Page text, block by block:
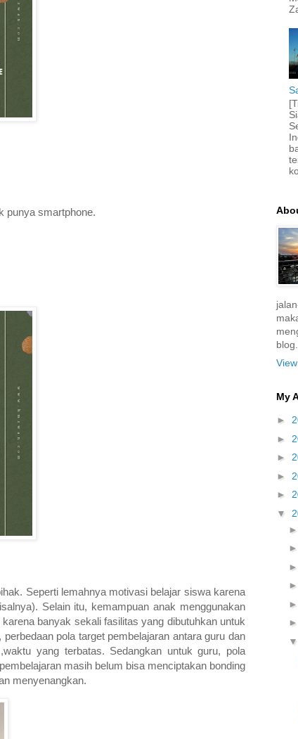
punya smartphone.
Seperti lemahnya motivasi belajar siswa karena
Selain itu, kemampuan anak menggunakan
banyak sekali fasilitas yang dibutuhkan untuk
pola target pembelajaran antara guru dan
yang terbatas. Sedangkan untuk guru, pola
masih belum bisa menciptakan bonding
menyenangkan.
blog.
My
►
►
►
►
►
▼
►
►
►
►
►
►
▼